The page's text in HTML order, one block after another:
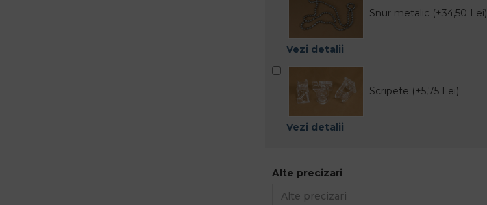
Snur metalic (+34,50 Lei)
Vezi detalii
Scripete (+5,75 Lei)
Vezi detalii
Alte precizari